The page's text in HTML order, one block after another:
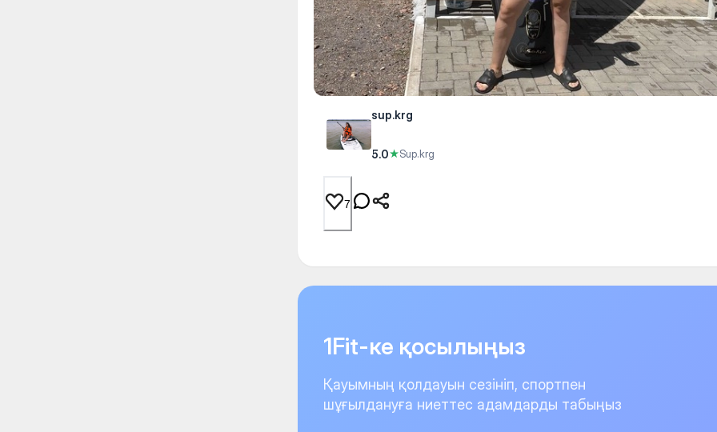
sup.krg
5.0★Sup.krg
7
1Fit-ке қосылыңыз
Қауымның қолдауын сезініп, спортпен
шұғылдануға ниеттес адамдарды табыңыз